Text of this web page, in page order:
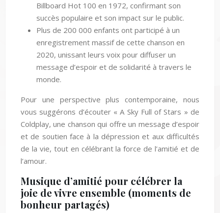
Billboard Hot 100 en 1972, confirmant son
succès populaire et son impact sur le public.
Plus de 200 000 enfants ont participé à un
enregistrement massif de cette chanson en
2020, unissant leurs voix pour diffuser un
message d’espoir et de solidarité à travers le
monde.
Pour une perspective plus contemporaine, nous
vous suggérons d’écouter « A Sky Full of Stars » de
Coldplay, une chanson qui offre un message d’espoir
et de soutien face à la dépression et aux difficultés
de la vie, tout en célébrant la force de l’amitié et de
l’amour.
Musique d’amitié pour célébrer la
joie de vivre ensemble (moments de
bonheur partagés)